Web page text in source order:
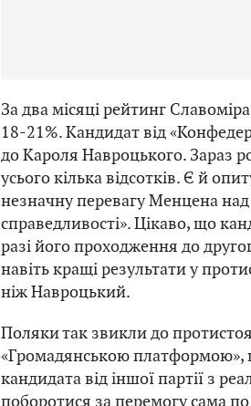
За два місяці рейтинг
18-21%. Кандидат від
до Кароля Навроцького. Зараз
усього кілька відсотків. Є й
незначну перевагу Менцена
справедливості». Цікаво, що
разі його проходження до
навіть кращі результати у
ніж Навроцький.
Поляки так звикли до
«Громадянською платформою»,
кандидата від іншої партії з
поборотися за перемогу сама